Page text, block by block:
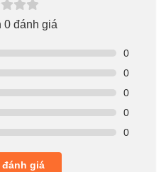
0 đánh giá
0
0
0
0
0
giá